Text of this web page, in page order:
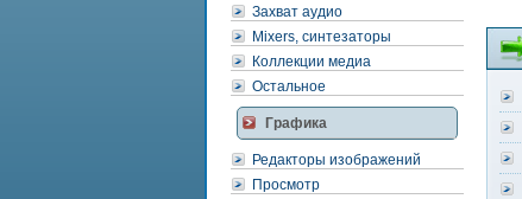
Захват аудио
Mixers, синтезаторы
Коллекции медиа
Остальное
Графика
Редакторы изображений
Просмотр